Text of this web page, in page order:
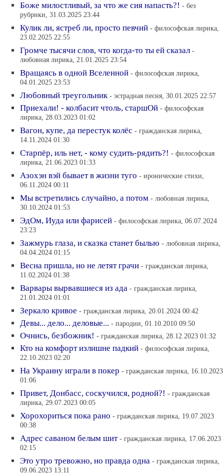
Боже милостливый, за что же сия напасть?! - без
рубрики, 31.03.2025 23:44
Кулик ли, ястреб ли, просто певчий - философская лирика,
23.02.2025 22:55
Громче тысячи слов, что когда-то ты ей сказал -
любовная лирика, 21.01.2025 23:54
Вращаясь в одной Вселенной - философская лирика,
04.01.2025 23:53
Любовный треугольник - эстрадная песня, 30.01.2025 22:57
Приехали! - колбасит чтоль, старшОй - философская
лирика, 28.03.2023 01:02
Вагон, купе, да перестук колёс - гражданская лирика,
14.11.2024 01:30
Старпёр, иль нет, - кому судить-рядить?! - философская
лирика, 21.06.2023 01:33
Азохэн вэй бывает в жизни туго - иронические стихи,
06.11.2024 00:11
Мы встретились случайно, а потом - любовная лирика,
30.10.2024 01:53
ЭдОм, Иуда или фарисей - философская лирика, 06.07.2024
23:23
Зажмурь глаза, и сказка станет былью - любовная лирика,
04.04.2024 01:15
Весна пришла, но не летят грачи - гражданская лирика,
11.02.2024 01:38
Варвары вырвавшиеся из ада - гражданская лирика,
21.01.2024 01:01
Зеркало кривое - гражданская лирика, 20.01.2024 00:42
Девы... дело... деловые... - пародии, 01.10.2010 09:50
Очнись, безбожник! - гражданская лирика, 28.12.2023 01:32
Кто на комфорт излишне падкий - философская лирика,
22.10.2023 02:20
На Украину играли в покер - гражданская лирика, 16.10.2023
01:06
Привет, Донбасс, соскучился, родной?! - гражданская
лирика, 29.07.2023 00:05
Хорохориться пока рано - гражданская лирика, 19.07.2023
00:38
Адрес саваном белым шит - гражданская лирика, 17.06.2023
02:15
Это утро тревожно, но правда одна - гражданская лирика,
09.06.2023 13:11